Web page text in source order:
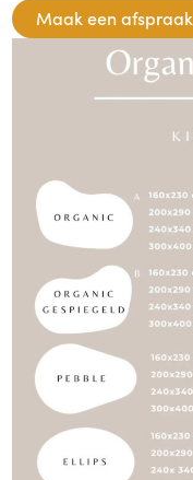
Maak een afspraak